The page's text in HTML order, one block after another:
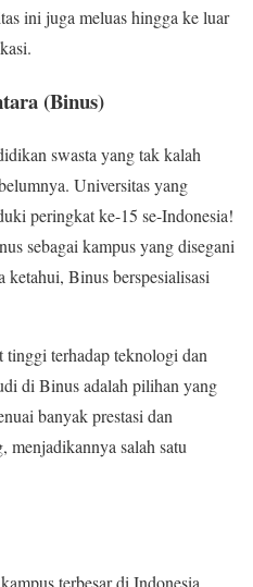
ini juga meluas hingga ke luar
(Binus)
swasta yang tak kalah
Universitas yang
peringkat ke-15 se-Indonesia!
sebagai kampus yang disegani
Binus berspesialisasi
terhadap teknologi dan
di Binus adalah pilihan yang
banyak prestasi dan
menjadikannya salah satu
terbesar di Indonesia